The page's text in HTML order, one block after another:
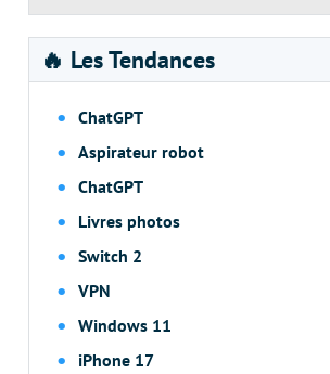
🔥 Les Tendances
ChatGPT
Aspirateur robot
ChatGPT
Livres photos
Switch 2
VPN
Windows 11
iPhone 17